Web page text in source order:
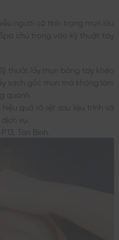
người có tình trạng mụn lâu
chú trọng vào kỹ thuật tay
thuật lấy mụn bằng tay khéo
sạch gốc mụn mà không làm
quanh.
quả rõ rệt sau liệu trình và
vụ.
Tân Bình.